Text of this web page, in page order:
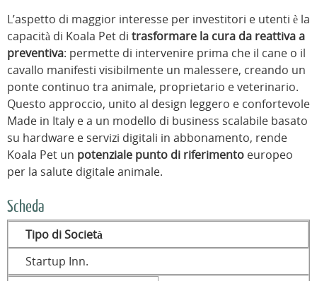
L’aspetto di maggior interesse per investitori e utenti è la
capacità di Koala Pet di trasformare la cura da reattiva a
preventiva: permette di intervenire prima che il cane o il
cavallo manifesti visibilmente un malessere, creando un
ponte continuo tra animale, proprietario e veterinario.
Questo approccio, unito al design leggero e confortevole
Made in Italy e a un modello di business scalabile basato
su hardware e servizi digitali in abbonamento, rende
Koala Pet un potenziale punto di riferimento europeo
per la salute digitale animale.
Scheda
Tipo di Società
Startup Inn.